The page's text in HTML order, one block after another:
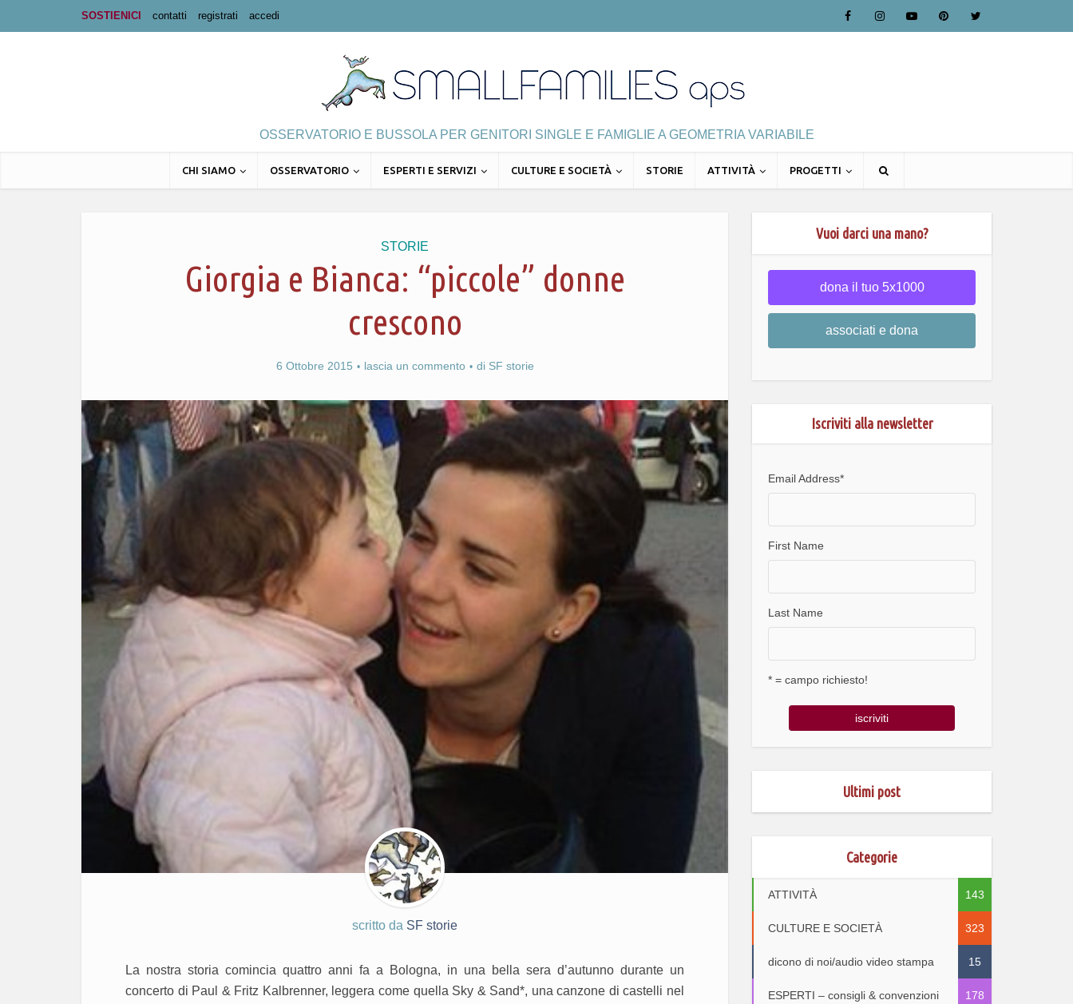
SOSTIENICI contatti registrati accedi
OSSERVATORIO E BUSSOLA PER GENITORI SINGLE E FAMIGLIE A GEOMETRIA VARIABILE
CHI SIAMO OSSERVATORIO ESPERTI E SERVIZI CULTURE E SOCIETÀ STORIE ATTIVITÀ PROGETTI
STORIE
Giorgia e Bianca: “piccole” donne
crescono
6 Ottobre 2015 lascia un commento di SF storie
scritto da SF storie
La nostra storia comincia quattro anni fa a Bologna, in una bella sera d’autunno durante un
concerto di Paul & Fritz Kalbrenner, leggera come quella Sky & Sand*, una canzone di castelli nel
Vuoi darci una mano?
dona il tuo 5x1000
associati e dona
Iscriviti alla newsletter
Email Address*
First Name
Last Name
* = campo richiesto!
Ultimi post
Categorie
ATTIVITÀ 143
CULTURE E SOCIETÀ 323
dicono di noi/audio video stampa 15
ESPERTI – consigli & convenzioni 178